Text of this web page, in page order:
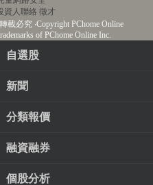
資人聯絡 徵才
載必究‧Copyright PChome Online
of PChome Online Inc.
自選股
新聞
分類報價
融資融券
個股分析